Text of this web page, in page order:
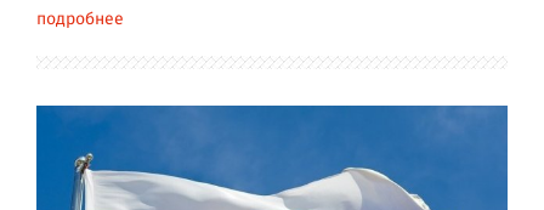
подробнее